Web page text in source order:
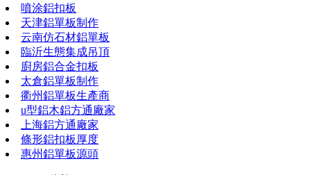
噴涂鋁扣板
天津鋁單板制作
云南仿石材鋁單板
臨沂生態集成吊頂
廚房鋁合金扣板
太倉鋁單板制作
衢州鋁單板生產商
u型鋁木鋁方通廠家
上海鋁方通廠家
條形鋁扣板厚度
惠州鋁單板源頭